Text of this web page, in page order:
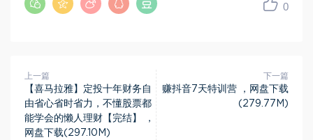
0
上一篇
【喜马拉雅】定投十年财务自
由省心省时省力，不懂股票都
能学会的懒人理财【完结】 ，
网盘下载(297.10M)
下一篇
赚抖音7天特训营 ，网盘下载
(279.77M)